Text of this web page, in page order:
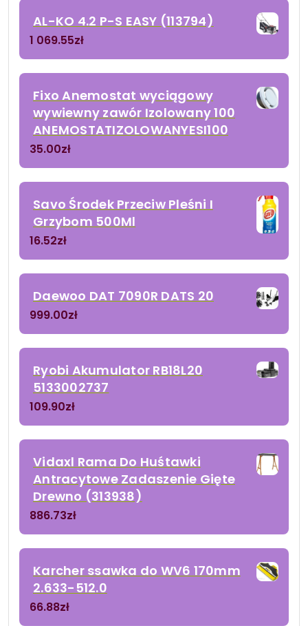
AL-KO 4.2 P-S EASY (113794)
1 069.55zł
Fixo Anemostat wyciągowy
wywiewny zawór Izolowany 100
ANEMOSTATIZOLOWANYESI100
35.00zł
Savo Środek Przeciw Pleśni I
Grzybom 500Ml
16.52zł
Daewoo DAT 7090R DATS 20
999.00zł
Ryobi Akumulator RB18L20
5133002737
109.90zł
Vidaxl Rama Do Huśtawki
Antracytowe Zadaszenie Gięte
Drewno (313938)
886.73zł
Karcher ssawka do WV6 170mm
2.633-512.0
66.88zł